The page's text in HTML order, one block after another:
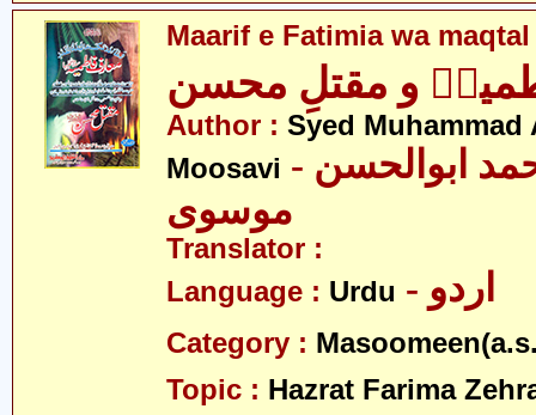
Maarif e Fatimia wa
و مقتلِ محسن
Author : Syed Muhammad
Moosavi - سید محمد ابوالحسن
موسوی
Translator :
Language : Urdu - اردو
Category :
Topic : Hazrat Farima